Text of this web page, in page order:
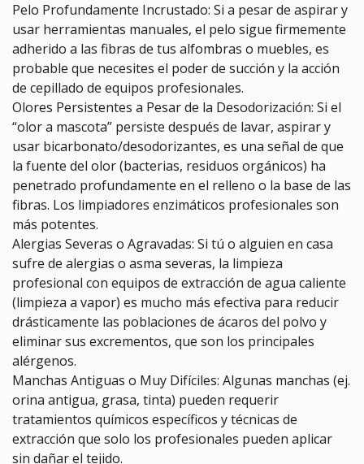
Pelo Profundamente Incrustado: Si a pesar de aspirar y
usar herramientas manuales, el pelo sigue firmemente
adherido a las fibras de tus alfombras o muebles, es
probable que necesites el poder de succión y la acción
de cepillado de equipos profesionales.
Olores Persistentes a Pesar de la Desodorización: Si el
“olor a mascota” persiste después de lavar, aspirar y
usar bicarbonato/desodorizantes, es una señal de que
la fuente del olor (bacterias, residuos orgánicos) ha
penetrado profundamente en el relleno o la base de las
fibras. Los limpiadores enzimáticos profesionales son
más potentes.
Alergias Severas o Agravadas: Si tú o alguien en casa
sufre de alergias o asma severas, la limpieza
profesional con equipos de extracción de agua caliente
(limpieza a vapor) es mucho más efectiva para reducir
drásticamente las poblaciones de ácaros del polvo y
eliminar sus excrementos, que son los principales
alérgenos.
Manchas Antiguas o Muy Difíciles: Algunas manchas (ej.
orina antigua, grasa, tinta) pueden requerir
tratamientos químicos específicos y técnicas de
extracción que solo los profesionales pueden aplicar
sin dañar el tejido.